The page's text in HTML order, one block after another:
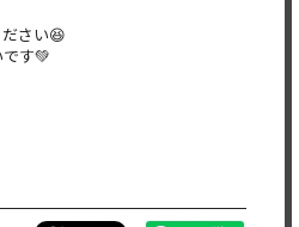
さい😆
す💚